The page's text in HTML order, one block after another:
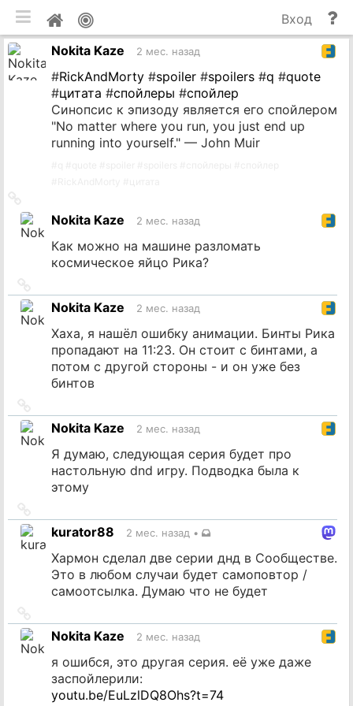
Мой
профиль
и
Вход
Nokita Kaze
2 мес. назад
#RickAndMorty #spoiler #spoilers #q #quote
#цитата #спойлеры #спойлер
Синопсис к эпизоду является его спойлером
"No matter where you run, you just end up
running into yourself." — John Muir
на
источникNokita Kaze 2 мес. назад
Как можно на машине разломать
космическое яйцо Рика?
на
источник
Nokita Kaze 2 мес. назад
Хаха, я нашёл ошибку анимации. Бинты Рика
пропадают на 11:23. Он стоит с бинтами, а
потом с другой стороны - и он уже без
бинтов
на
источник
Nokita Kaze 2 мес. назад
Я думаю, следующая серия будет про
настольную dnd игру. Подводка была к
этому
на
источник
kurator88 2 мес. назад •
Хармон сделал две серии днд в Сообществе.
Это в любом случаи будет самоповтор /
самоотсылка. Думаю что не будет
на
источник
Nokita Kaze 2 мес. назад
я ошибся, это другая серия. её уже даже
заспойлерили:
youtu.be/EuLzlDQ8Ohs?t=74
мобильная версия